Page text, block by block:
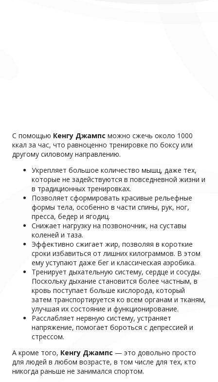
С помощью Кенгу Джампс можно сжечь около 1000
ккал за час, что равноценно тренировке по боксу или
другому силовому направлению.
Укрепляет большое количество мышц, даже тех,
которые не задействуются в повседневной жизни и
в традиционных тренировках.
Позволяет сформировать красивые рельефные
формы тела, особенно в части спины, рук, ног,
пресса, бедер и ягодиц.
Снижает нагрузку на позвоночник, на суставы
коленей и таза.
Эффективно сжигает жир, позволяя в короткие
сроки избавиться от лишних килограммов. В этом
ему уступают даже бег и классическая аэробика.
Тренирует дыхательную систему, сердце и сосуды.
Поскольку дыхание становится более частным, в
кровь поступает больше кислорода, который
затем транспортируется ко всем органам и тканям,
улучшая их состояние и функционирование.
Расслабляет нервную систему, устраняет
напряжение, помогает бороться с депрессией и
стрессом.
А кроме того, Кенгу Джампс — это довольно просто
для людей в любом возрасте, в том числе для тех, кто
никогда раньше не занимался спортом.